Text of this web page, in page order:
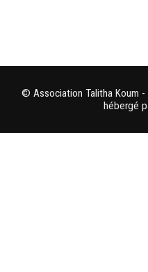
© Association Talitha Koum
hébergé